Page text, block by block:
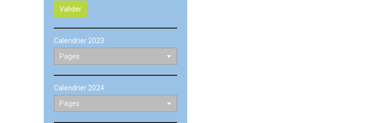
Valider
Calendrier 2023
Calendrier 2024